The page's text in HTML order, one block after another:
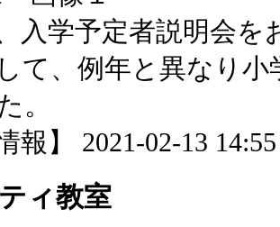
入学予定者説明会を
て、例年と異なり
。
報】 2021-02-13
ィ教室